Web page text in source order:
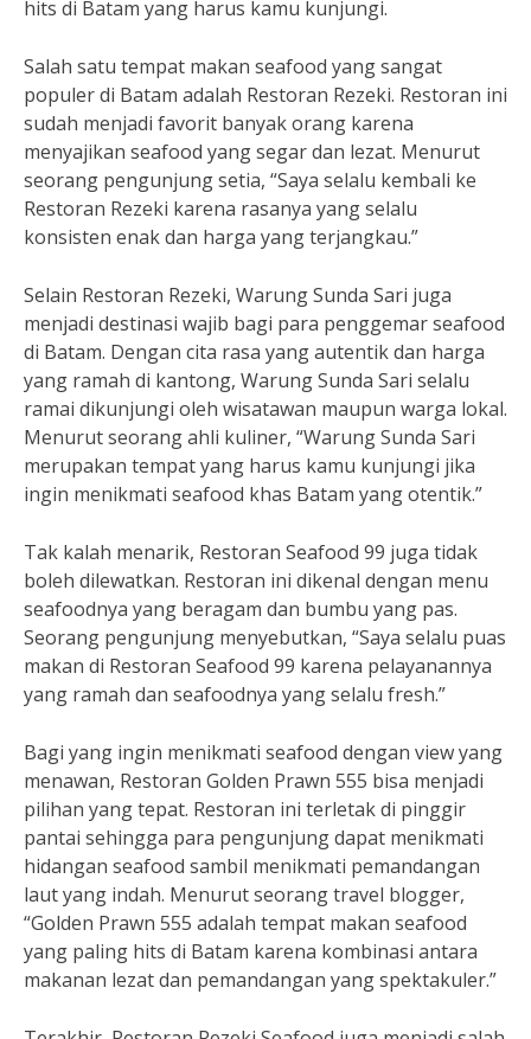
hits di Batam yang harus kamu kunjungi.
Salah satu tempat makan seafood yang sangat
populer di Batam adalah Restoran Rezeki. Restoran ini
sudah menjadi favorit banyak orang karena
menyajikan seafood yang segar dan lezat. Menurut
seorang pengunjung setia, “Saya selalu kembali ke
Restoran Rezeki karena rasanya yang selalu
konsisten enak dan harga yang terjangkau.”
Selain Restoran Rezeki, Warung Sunda Sari juga
menjadi destinasi wajib bagi para penggemar seafood
di Batam. Dengan cita rasa yang autentik dan harga
yang ramah di kantong, Warung Sunda Sari selalu
ramai dikunjungi oleh wisatawan maupun warga lokal.
Menurut seorang ahli kuliner, “Warung Sunda Sari
merupakan tempat yang harus kamu kunjungi jika
ingin menikmati seafood khas Batam yang otentik.”
Tak kalah menarik, Restoran Seafood 99 juga tidak
boleh dilewatkan. Restoran ini dikenal dengan menu
seafoodnya yang beragam dan bumbu yang pas.
Seorang pengunjung menyebutkan, “Saya selalu puas
makan di Restoran Seafood 99 karena pelayanannya
yang ramah dan seafoodnya yang selalu fresh.”
Bagi yang ingin menikmati seafood dengan view yang
menawan, Restoran Golden Prawn 555 bisa menjadi
pilihan yang tepat. Restoran ini terletak di pinggir
pantai sehingga para pengunjung dapat menikmati
hidangan seafood sambil menikmati pemandangan
laut yang indah. Menurut seorang travel blogger,
“Golden Prawn 555 adalah tempat makan seafood
yang paling hits di Batam karena kombinasi antara
makanan lezat dan pemandangan yang spektakuler.”